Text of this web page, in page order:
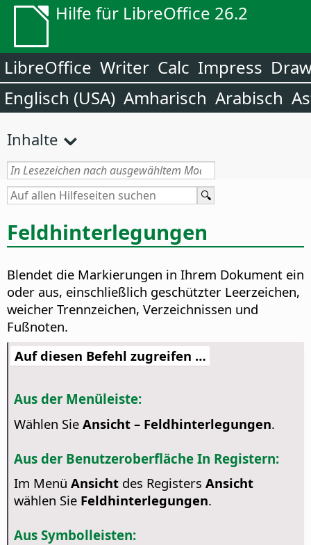
Hilfe für LibreOffice 26.2
LibreOffice Writer Calc Impress
Englisch (USA) Amharisch Arabisch
Inhalte
Feldhinterlegungen
Blendet die Markierungen in Ihrem Dokument ein
oder aus, einschließlich geschützter Leerzeichen,
weicher Trennzeichen, Verzeichnissen und
Fußnoten.
Auf diesen Befehl zugreifen …
Aus der Menüleiste:
Wählen Sie Ansicht – Feldhinterlegungen.
Aus der Benutzeroberfläche In Registern:
Im Menü Ansichtdes Registers Ansicht
wählen Sie Feldhinterlegungen.
Aus Symbolleisten: